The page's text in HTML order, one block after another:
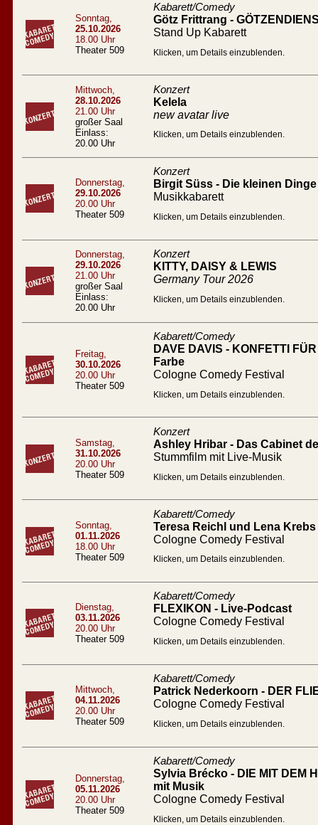
Sonntag,
25.10.2026
18.00 Uhr
Theater 509
Kabarett/Comedy
Götz Frittrang -
Stand Up Kabarett
Klicken, um Details einzublenden.
Mittwoch,
28.10.2026
21.00 Uhr
großer Saal
Einlass:
20.00 Uhr
Konzert
Kelela
new avatar live
Klicken, um Details einzublenden.
Donnerstag,
29.10.2026
20.00 Uhr
Theater 509
Konzert
Birgit Süss - Die kleinen Dinge
Musikkabarett
Klicken, um Details einzublenden.
Donnerstag,
29.10.2026
21.00 Uhr
großer Saal
Einlass:
20.00 Uhr
Konzert
KITTY, DAISY & LEWIS
Germany Tour 2026
Klicken, um Details einzublenden.
Freitag,
30.10.2026
20.00 Uhr
Theater 509
Kabarett/Comedy
DAVE DAVIS - KONFETTI
Farbe
Cologne Comedy Festival
Klicken, um Details einzublenden.
Samstag,
31.10.2026
20.00 Uhr
Theater 509
Konzert
Ashley Hribar - Das Cabinet
Stummfilm mit Live-Musik
Klicken, um Details einzublenden.
Sonntag,
01.11.2026
18.00 Uhr
Theater 509
Kabarett/Comedy
Teresa Reichl und Lena
Cologne Comedy Festival
Klicken, um Details einzublenden.
Dienstag,
03.11.2026
20.00 Uhr
Theater 509
Kabarett/Comedy
FLEXIKON - Live-Podcast
Cologne Comedy Festival
Klicken, um Details einzublenden.
Mittwoch,
04.11.2026
20.00 Uhr
Theater 509
Kabarett/Comedy
Patrick Nederkoorn - DER
Cologne Comedy Festival
Klicken, um Details einzublenden.
Donnerstag,
05.11.2026
20.00 Uhr
Theater 509
Kabarett/Comedy
Sylvia Brécko - DIE MIT DEM
mit Musik
Cologne Comedy Festival
Klicken, um Details einzublenden.